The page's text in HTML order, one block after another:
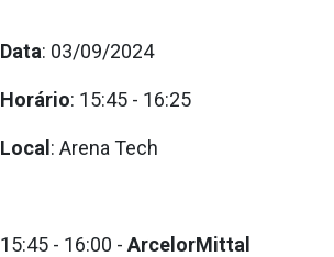
Data: 03/09/2024
Horário: 15:45 - 16:25
Local: Arena Tech
15:45 - 16:00 - ArcelorMittal